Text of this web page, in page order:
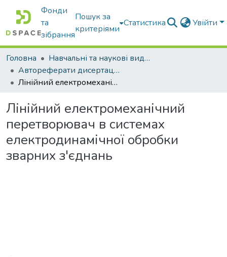
Фонди
та
зібрання
Пошук за
критеріями
Статистика Увійти
Головна
Навчальні та наукові видання
Автореферати дисертацій та дисертації
Лінійний електромеханічний перетворювач в системах електродинамічної обробки зварних з'єднань
Лінійний електромеханічний
перетворювач в системах
електродинамічної обробки
зварних з'єднань